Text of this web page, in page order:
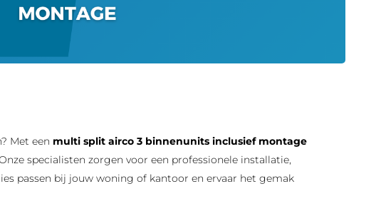
Met een multi split airco 3 binnenunits inclusief montage
specialisten zorgen voor een professionele installatie,
passen bij jouw woning of kantoor en ervaar het gemak